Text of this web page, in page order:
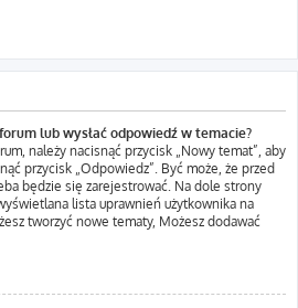
lub wysłać odpowiedź w temacie?
należy nacisnąć przycisk „Nowy temat”, aby
przycisk „Odpowiedz”. Być może, że przed
będzie się zarejestrować. Na dole strony
lista uprawnień użytkownika na
tworzyć nowe tematy, Możesz dodawać